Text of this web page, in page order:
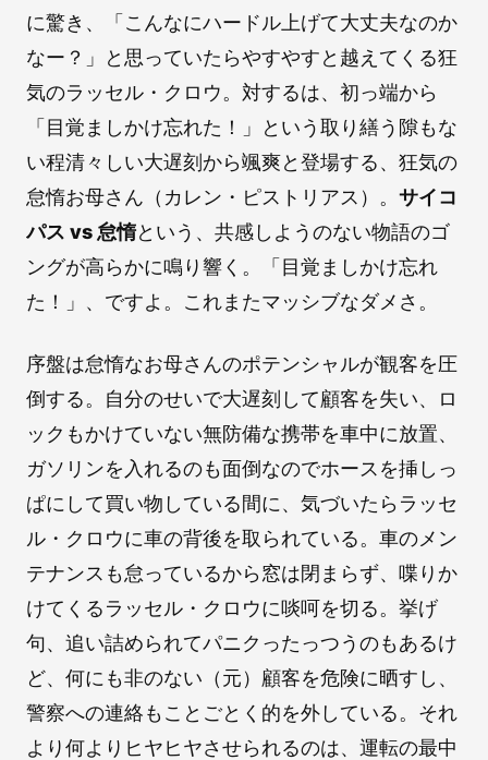
に驚き、「こんなにハードル上げて大丈夫なのか
なー？」と思っていたらやすやすと越えてくる狂
気のラッセル・クロウ。対するは、初っ端から
「目覚ましかけ忘れた！」という取り繕う隙もな
い程清々しい大遅刻から颯爽と登場する、狂気の
怠惰お母さん（カレン・ピストリアス）。 サイコ
パス vs 怠惰という、共感しようのない物語のゴ
ングが高らかに鳴り響く。「目覚ましかけ忘れ
た！」、ですよ。これまたマッシブなダメさ。
序盤は怠惰なお母さんのポテンシャルが観客を圧
倒する。自分のせいで大遅刻して顧客を失い、ロ
ックもかけていない無防備な携帯を車中に放置、
ガソリンを入れるのも面倒なのでホースを挿しっ
ぱにして買い物している間に、気づいたらラッセ
ル・クロウに車の背後を取られている。車のメン
テナンスも怠っているから窓は閉まらず、喋りか
けてくるラッセル・クロウに啖呵を切る。挙げ
句、追い詰められてパニクったっつうのもあるけ
ど、何にも非のない（元）顧客を危険に晒すし、
警察への連絡もことごとく的を外している。それ
より何よりヒヤヒヤさせられるのは、運転の最中